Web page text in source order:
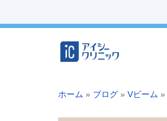
ホーム » ブログ » Vビーム »